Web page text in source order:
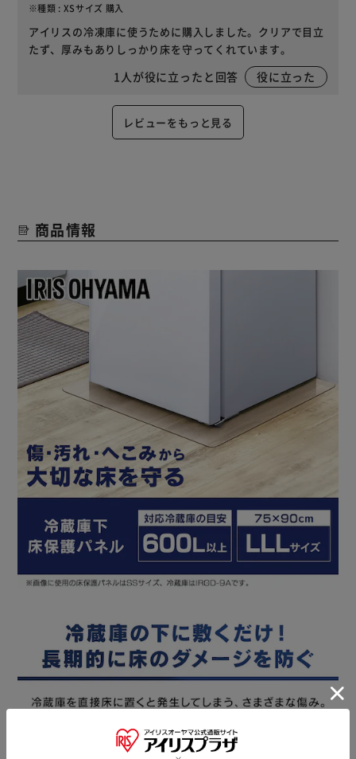
※種類 : XSサイズ 購入
アイリスの冷凍庫に使うために購入しました。クリアで目立
たず、厚みもありしっかり床を守ってくれています。
1 人が役に立ったと回答 役に立った
レビューをもっと見る
商品情報